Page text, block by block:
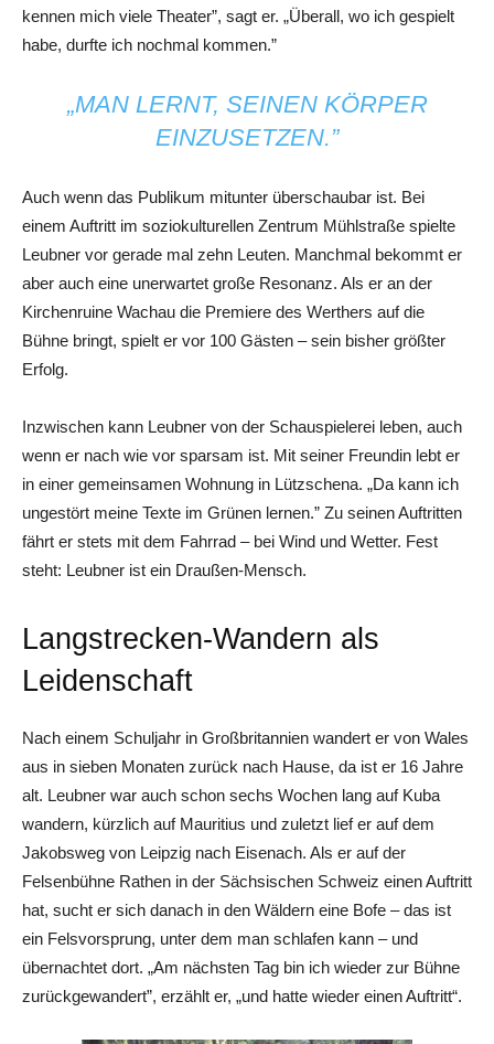
kennen mich viele Theater”, sagt er. „Überall, wo ich gespielt
habe, durfte ich nochmal kommen.”
„MAN LERNT, SEINEN KÖRPER
EINZUSETZEN.”
Auch wenn das Publikum mitunter überschaubar ist. Bei
einem Auftritt im soziokulturellen Zentrum Mühlstraße spielte
Leubner vor gerade mal zehn Leuten. Manchmal bekommt er
aber auch eine unerwartet große Resonanz. Als er an der
Kirchenruine Wachau die Premiere des Werthers auf die
Bühne bringt, spielt er vor 100 Gästen – sein bisher größter
Erfolg.
Inzwischen kann Leubner von der Schauspielerei leben, auch
wenn er nach wie vor sparsam ist. Mit seiner Freundin lebt er
in einer gemeinsamen Wohnung in Lützschena. „Da kann ich
ungestört meine Texte im Grünen lernen.” Zu seinen Auftritten
fährt er stets mit dem Fahrrad – bei Wind und Wetter. Fest
steht: Leubner ist ein Draußen-Mensch.
Langstrecken-Wandern als
Leidenschaft
Nach einem Schuljahr in Großbritannien wandert er von Wales
aus in sieben Monaten zurück nach Hause, da ist er 16 Jahre
alt. Leubner war auch schon sechs Wochen lang auf Kuba
wandern, kürzlich auf Mauritius und zuletzt lief er auf dem
Jakobsweg von Leipzig nach Eisenach. Als er auf der
Felsenbühne Rathen in der Sächsischen Schweiz einen Auftritt
hat, sucht er sich danach in den Wäldern eine Bofe – das ist
ein Felsvorsprung, unter dem man schlafen kann – und
übernachtet dort. „Am nächsten Tag bin ich wieder zur Bühne
zurückgewandert”, erzählt er, „und hatte wieder einen Auftritt“.